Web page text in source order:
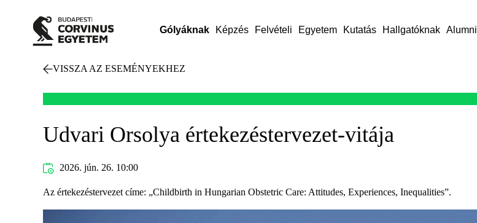
Gólyáknak Képzés Felvételi Egyetem Kutatás Hallgatóknak Alumni
VISSZA AZ ESEMÉNYEKHEZ
Udvari Orsolya értekezéstervezet-vitája
2026. jún. 26. 10:00
Az értekezéstervezet címe: „Childbirth in Hungarian Obstetric Care: Attitudes, Experiences, Inequalities”.